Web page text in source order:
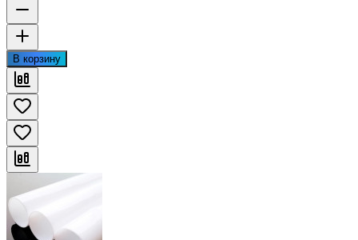
В корзину